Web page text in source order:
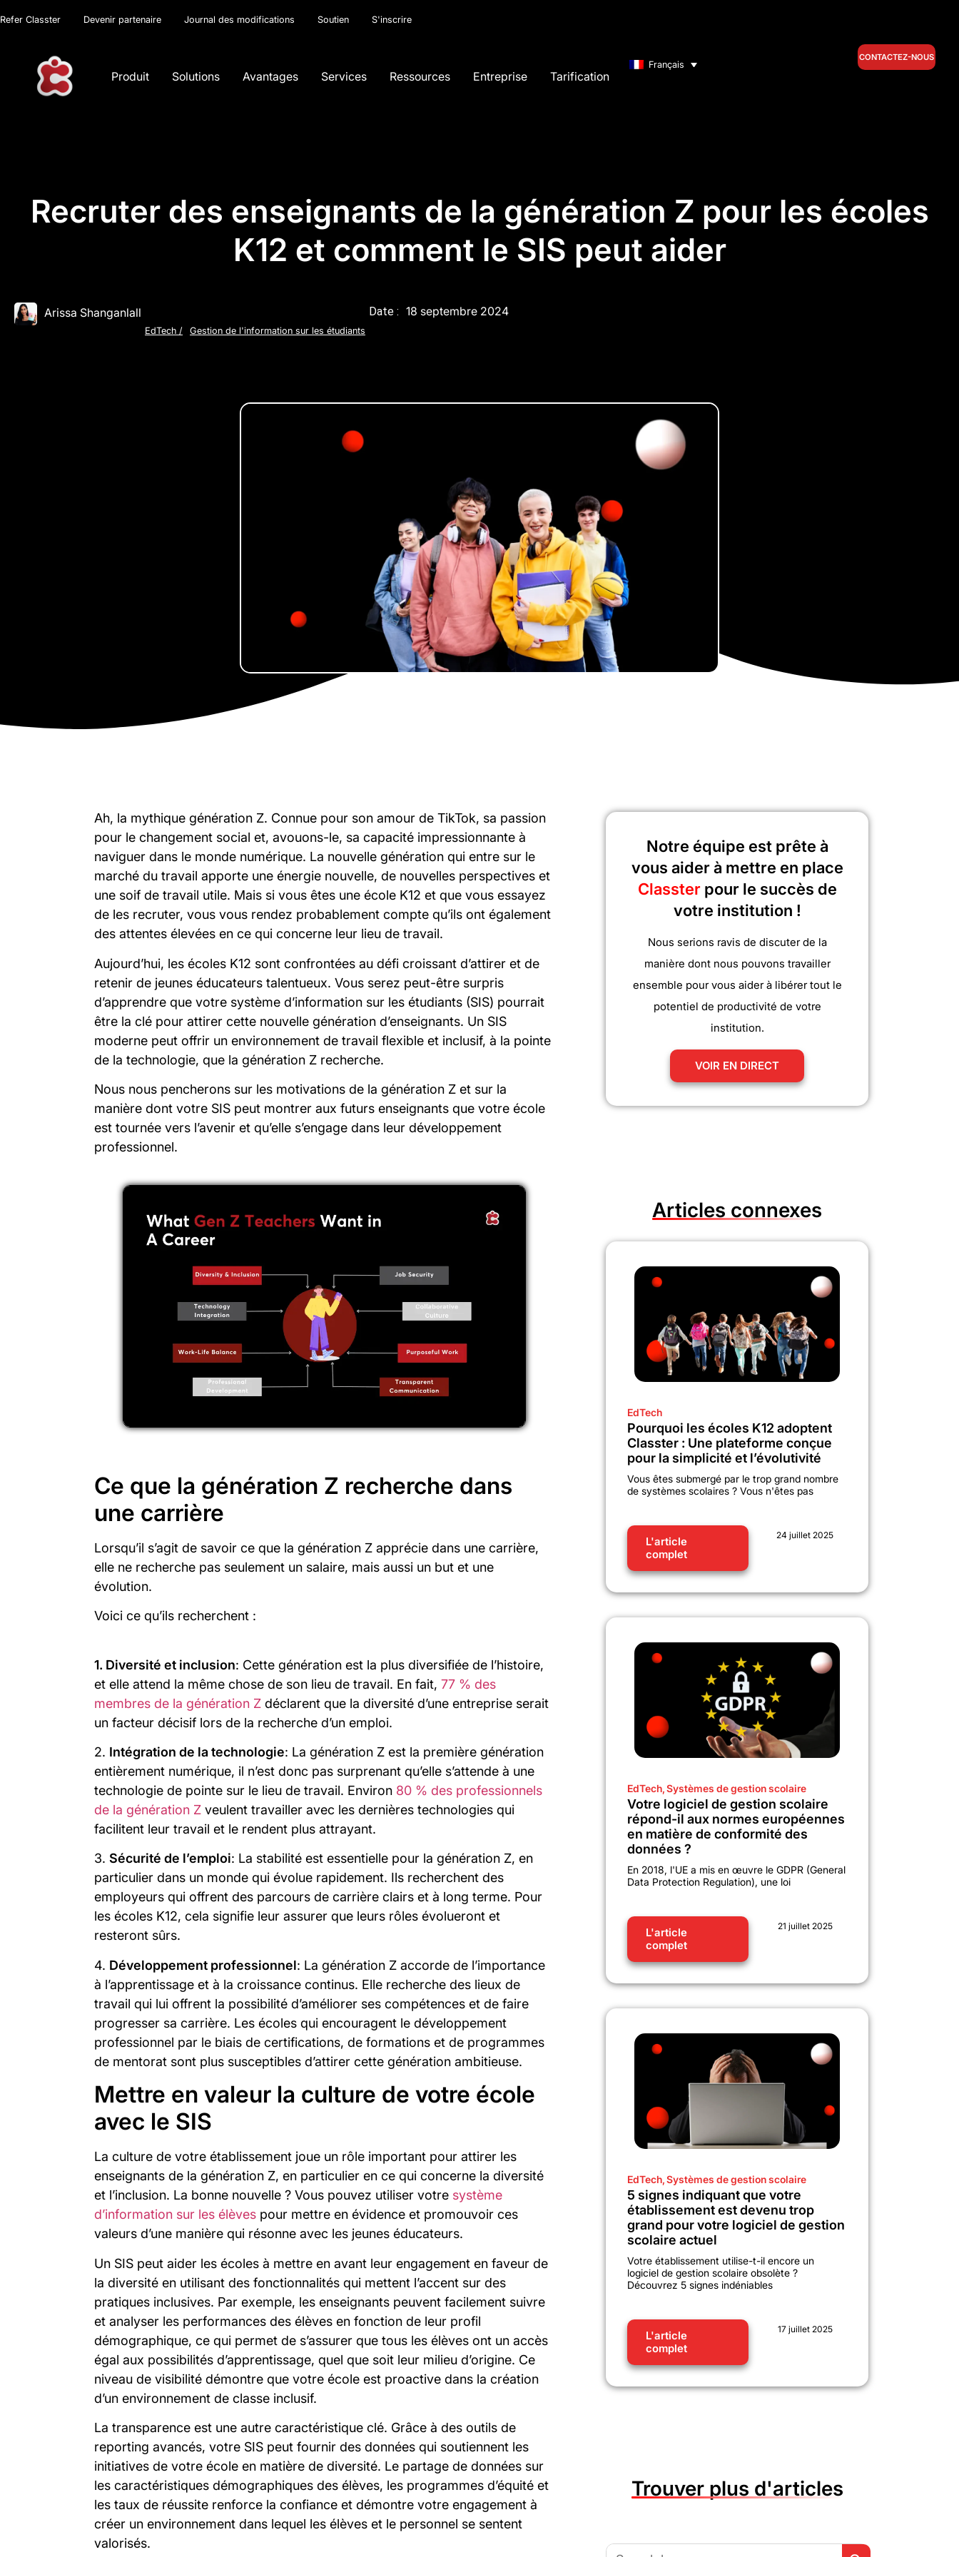
Refer Classter Devenir partenaire Journal des modifications Soutien S'inscrire
Produit Solutions Avantages Services Ressources Entreprise Tarification
Français
CONTACTEZ-NOUS
Recruter des enseignants de la génération Z pour les écoles
K12 et comment le SIS peut aider
Arissa Shanganlall
EdTech / Gestion de l'information sur les étudiants
Date : 18 septembre 2024
Ah, la mythique génération Z. Connue pour son amour de TikTok, sa passion
pour le changement social et, avouons-le, sa capacité impressionnante à
naviguer dans le monde numérique. La nouvelle génération qui entre sur le
marché du travail apporte une énergie nouvelle, de nouvelles perspectives et
une soif de travail utile. Mais si vous êtes une école K12 et que vous essayez
de les recruter, vous vous rendez probablement compte qu’ils ont également
des attentes élevées en ce qui concerne leur lieu de travail.
Aujourd’hui, les écoles K12 sont confrontées au défi croissant d’attirer et de
retenir de jeunes éducateurs talentueux. Vous serez peut-être surpris
d’apprendre que votre système d’information sur les étudiants (SIS) pourrait
être la clé pour attirer cette nouvelle génération d’enseignants. Un SIS
moderne peut offrir un environnement de travail flexible et inclusif, à la pointe
de la technologie, que la génération Z recherche.
Nous nous pencherons sur les motivations de la génération Z et sur la
manière dont votre SIS peut montrer aux futurs enseignants que votre école
est tournée vers l’avenir et qu’elle s’engage dans leur développement
professionnel.
Ce que la génération Z recherche dans
une carrière
Lorsqu’il s’agit de savoir ce que la génération Z apprécie dans une carrière,
elle ne recherche pas seulement un salaire, mais aussi un but et une
évolution.
Voici ce qu’ils recherchent :
1. Diversité et inclusion: Cette génération est la plus diversifiée de l’histoire,
et elle attend la même chose de son lieu de travail. En fait, 77 % des
membres de la génération Z déclarent que la diversité d’une entreprise serait
un facteur décisif lors de la recherche d’un emploi.
2. Intégration de la technologie: La génération Z est la première génération
entièrement numérique, il n’est donc pas surprenant qu’elle s’attende à une
technologie de pointe sur le lieu de travail. Environ 80 % des professionnels
de la génération Z veulent travailler avec les dernières technologies qui
facilitent leur travail et le rendent plus attrayant.
3. Sécurité de l’emploi: La stabilité est essentielle pour la génération Z, en
particulier dans un monde qui évolue rapidement. Ils recherchent des
employeurs qui offrent des parcours de carrière clairs et à long terme. Pour
les écoles K12, cela signifie leur assurer que leurs rôles évolueront et
resteront sûrs.
4. Développement professionnel: La génération Z accorde de l’importance
à l’apprentissage et à la croissance continus. Elle recherche des lieux de
travail qui lui offrent la possibilité d’améliorer ses compétences et de faire
progresser sa carrière. Les écoles qui encouragent le développement
professionnel par le biais de certifications, de formations et de programmes
de mentorat sont plus susceptibles d’attirer cette génération ambitieuse.
Mettre en valeur la culture de votre école
avec le SIS
La culture de votre établissement joue un rôle important pour attirer les
enseignants de la génération Z, en particulier en ce qui concerne la diversité
et l’inclusion. La bonne nouvelle ? Vous pouvez utiliser votre système
d’information sur les élèves pour mettre en évidence et promouvoir ces
valeurs d’une manière qui résonne avec les jeunes éducateurs.
Un SIS peut aider les écoles à mettre en avant leur engagement en faveur de
la diversité en utilisant des fonctionnalités qui mettent l’accent sur des
pratiques inclusives. Par exemple, les enseignants peuvent facilement suivre
et analyser les performances des élèves en fonction de leur profil
démographique, ce qui permet de s’assurer que tous les élèves ont un accès
égal aux possibilités d’apprentissage, quel que soit leur milieu d’origine. Ce
niveau de visibilité démontre que votre école est proactive dans la création
d’un environnement de classe inclusif.
La transparence est une autre caractéristique clé. Grâce à des outils de
reporting avancés, votre SIS peut fournir des données qui soutiennent les
initiatives de votre école en matière de diversité. Le partage de données sur
les caractéristiques démographiques des élèves, les programmes d’équité et
les taux de réussite renforce la confiance et démontre votre engagement à
créer un environnement dans lequel les élèves et le personnel se sentent
valorisés.
Notre équipe est prête à
vous aider à mettre en place
Classter pour le succès de
votre institution !
Nous serions ravis de discuter de la
manière dont nous pouvons travailler
ensemble pour vous aider à libérer tout le
potentiel de productivité de votre
institution.
VOIR EN DIRECT
Articles connexes
EdTech
Pourquoi les écoles K12 adoptent
Classter : Une plateforme conçue
pour la simplicité et l’évolutivité
Vous êtes submergé par le trop grand nombre
de systèmes scolaires ? Vous n'êtes pas
L'article
complet
24 juillet 2025
EdTech,Systèmes de gestion scolaire
Votre logiciel de gestion scolaire
répond-il aux normes européennes
en matière de conformité des
données ?
En 2018, l'UE a mis en œuvre le GDPR (General
Data Protection Regulation), une loi
L'article
complet
21 juillet 2025
EdTech,Systèmes de gestion scolaire
5 signes indiquant que votre
établissement est devenu trop
grand pour votre logiciel de gestion
scolaire actuel
Votre établissement utilise-t-il encore un
logiciel de gestion scolaire obsolète ?
Découvrez 5 signes indéniables
L'article
complet
17 juillet 2025
Trouver plus d'articles
Search
Search Button